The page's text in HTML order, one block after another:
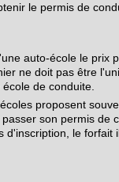
le permis de
auto-école le prix
ne doit pas être
de conduite.
proposent
son permis de
d'inscription, le forfait